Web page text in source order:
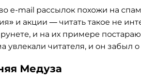
e-mail рассылок похожи на
и акции — читать такое не
и на их примере
увлекали читателя, и он забыл о
Медуза